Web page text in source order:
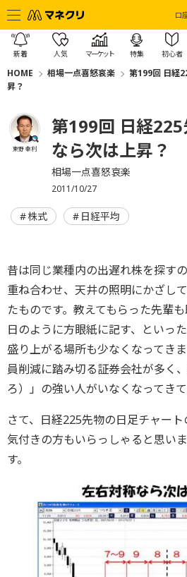
口
新着 人気 マーケット 特集 初心者
HOME 相場一点喜怒哀楽
第199回 日経
昇？
東野 幸利
第199回 日経
なら次は上昇？
相場一点喜怒哀楽
2011/10/27
株式 日経平均
昔は同じ業種内の出遅れ株を探す
重ね合わせ、天井の照明にかざし
たものです。教えてもらった先輩
日のように方眼紙に記す、といっ
盛り上がる場所も少なくなってき
員削減に踏み切る証券会社が多く
ろ）」の強い人がいなくなってき
さて、日経225先物の日足チャー
気付きの方もいらっしゃると思い
す。